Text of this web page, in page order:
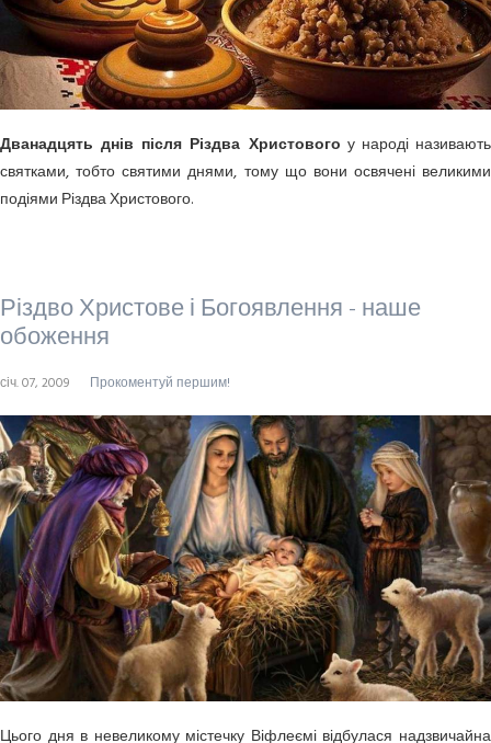
Дванадцять днів після Різдва Христового у народі називають
святками, тобто святими днями, тому що вони освячені великими
подіями Різдва Христового.
Різдво Христове і Богоявлення - наше
обоження
січ. 07, 2009 Прокоментуй першим!
Цього дня в невеликому містечку Віфлеємі відбулася надзвичайна